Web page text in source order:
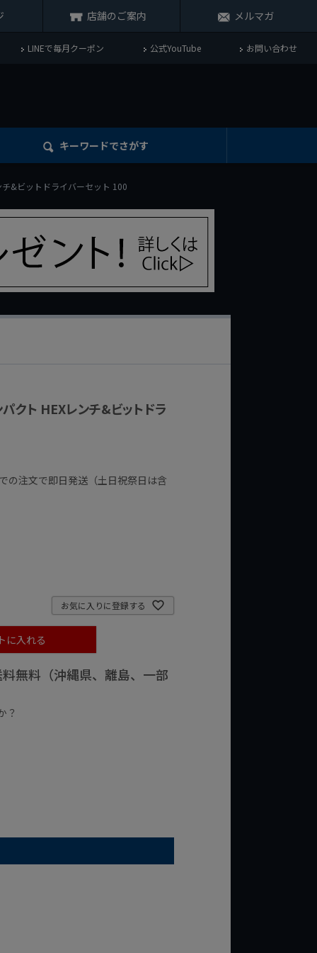
店舗のご案内 メルマガ
LINEで毎月クーポン 公式YouTube お問い合わせ
キーワードでさがす
&ビットドライバーセット 100
クト HEXレンチ&ビットドラ
の注文で即日発送（土日祝祭日は含
お気に入りに登録する
に入れる
無料（沖縄県、離島、一部
？